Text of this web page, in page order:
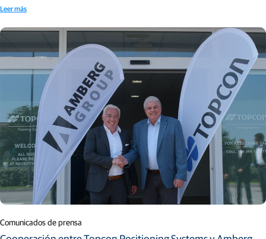
Leer más
Comunicados de prensa